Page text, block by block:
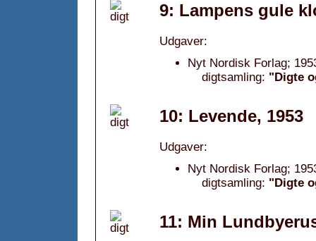
9: Lampens gule
Udgaver:
Nyt Nordisk Forlag;
digtsamling: "Digte
10: Levende, 1953
Udgaver:
Nyt Nordisk Forlag;
digtsamling: "Digte
11: Min